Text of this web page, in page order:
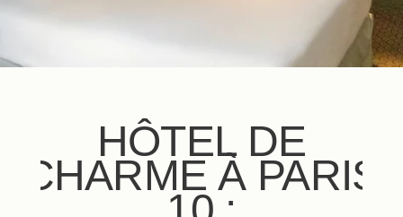
HÔTEL DE
CHARME À PARIS